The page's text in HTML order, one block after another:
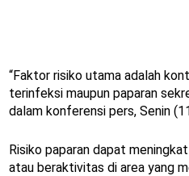
“Faktor risiko utama adalah
terinfeksi maupun paparan
dalam konferensi pers, Senin
Risiko paparan dapat
atau beraktivitas di area yang